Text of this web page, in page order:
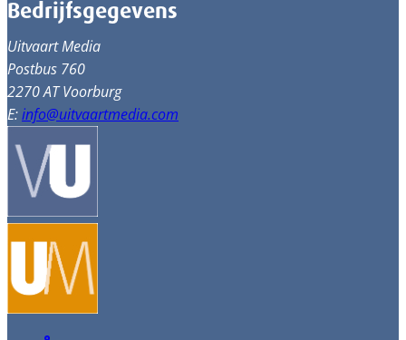
Bedrijfsgegevens
Uitvaart Media
Postbus 760
2270 AT Voorburg
E:info@uitvaartmedia.com